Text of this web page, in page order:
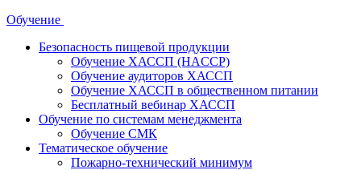
Обучение
Безопасность пищевой продукции
Обучение ХАССП (HACCP)
Обучение аудиторов ХАССП
Обучение ХАССП в общественном питании
Бесплатный вебинар ХАССП
Обучение по системам менеджмента
Обучение СМК
Тематическое обучение
Пожарно-технический минимум